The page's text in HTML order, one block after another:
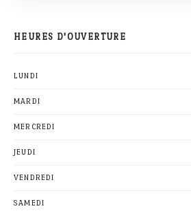
HEURES D'OUVERTURE
LUNDI
MARDI
MERCREDI
JEUDI
VENDREDI
SAMEDI